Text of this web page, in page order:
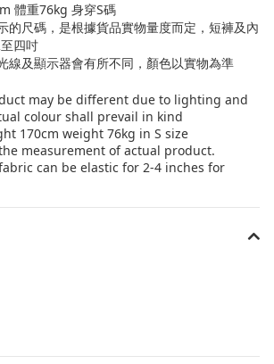
體重76kg 身穿S碼
的尺碼，是根據貨品實物量度而定，短褲及內
四吋
線及顯示器會有所不同，顏色以實物為準
may be different due to lighting and
colour shall prevail in kind
170cm weight 76kg in S size
measurement of actual product.
can be elastic for 2-4 inches for